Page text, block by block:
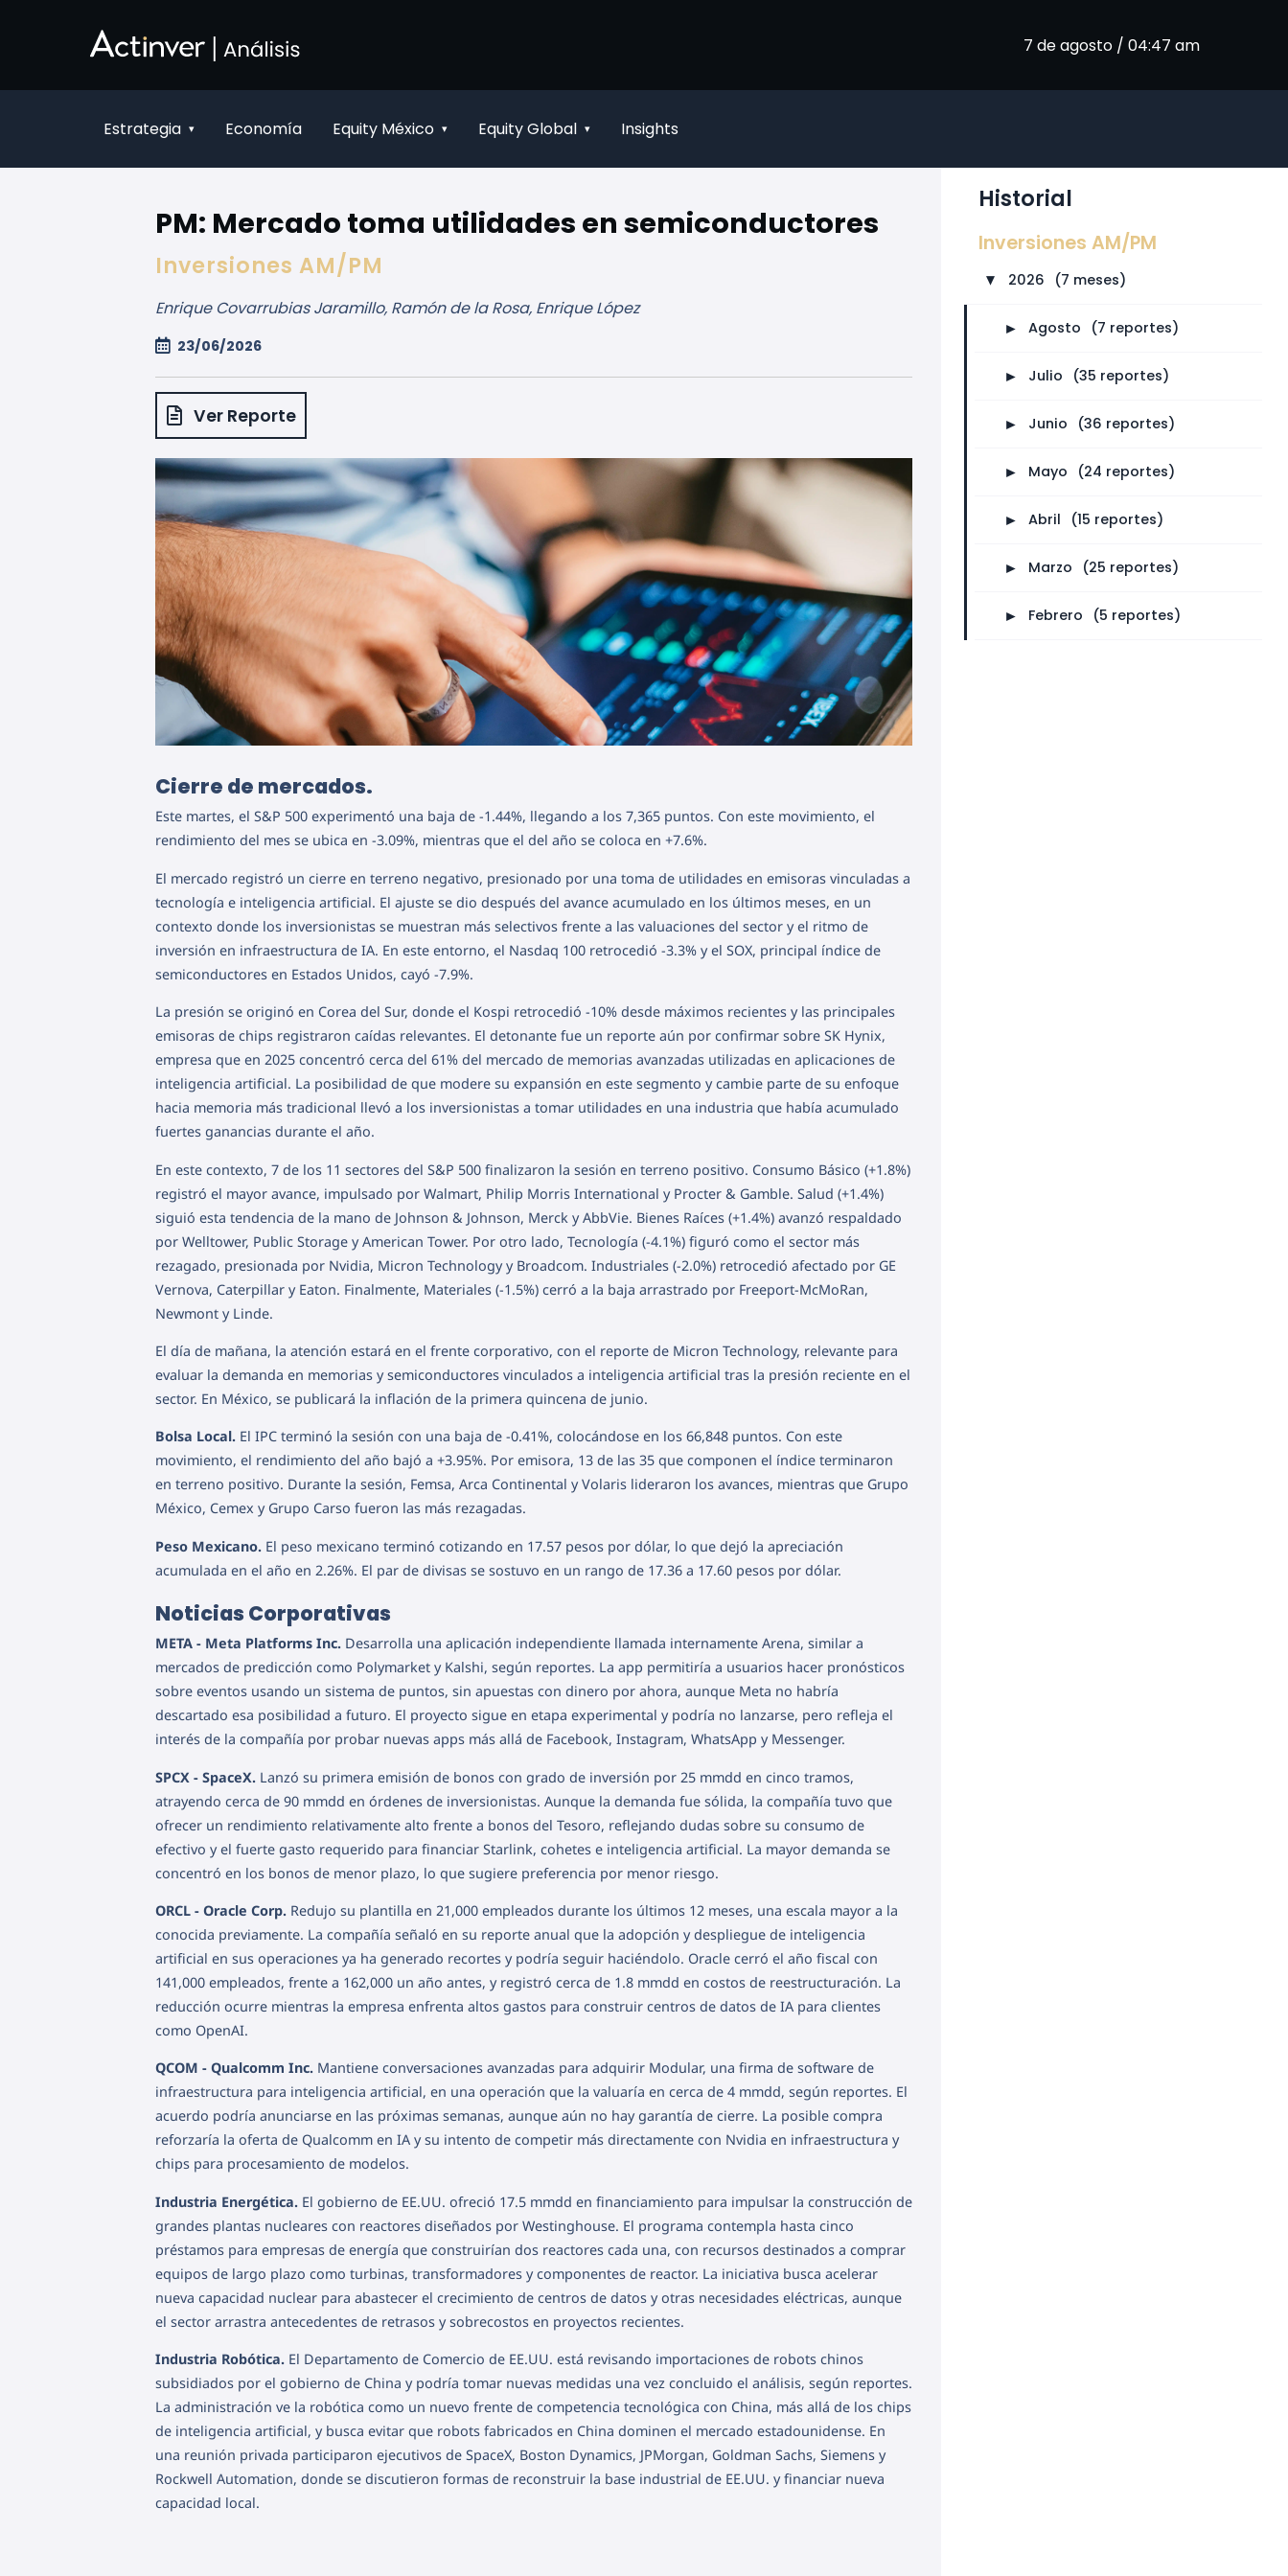
7 de agosto / 04:47 am
Estrategia ▾ Economía Equity México ▾ Equity Global ▾ Insights
PM: Mercado toma utilidades en semiconductores
Inversiones AM/PM
Enrique Covarrubias Jaramillo, Ramón de la Rosa, Enrique López
23/06/2026
Ver Reporte
Cierre de mercados.
Este martes, el S&P 500 experimentó una baja de -1.44%, llegando a los 7,365 puntos. Con este movimiento, el
rendimiento del mes se ubica en -3.09%, mientras que el del año se coloca en +7.6%.
El mercado registró un cierre en terreno negativo, presionado por una toma de utilidades en emisoras vinculadas a
tecnología e inteligencia artificial. El ajuste se dio después del avance acumulado en los últimos meses, en un
contexto donde los inversionistas se muestran más selectivos frente a las valuaciones del sector y el ritmo de
inversión en infraestructura de IA. En este entorno, el Nasdaq 100 retrocedió -3.3% y el SOX, principal índice de
semiconductores en Estados Unidos, cayó -7.9%.
La presión se originó en Corea del Sur, donde el Kospi retrocedió -10% desde máximos recientes y las principales
emisoras de chips registraron caídas relevantes. El detonante fue un reporte aún por confirmar sobre SK Hynix,
empresa que en 2025 concentró cerca del 61% del mercado de memorias avanzadas utilizadas en aplicaciones de
inteligencia artificial. La posibilidad de que modere su expansión en este segmento y cambie parte de su enfoque
hacia memoria más tradicional llevó a los inversionistas a tomar utilidades en una industria que había acumulado
fuertes ganancias durante el año.
En este contexto, 7 de los 11 sectores del S&P 500 finalizaron la sesión en terreno positivo. Consumo Básico (+1.8%)
registró el mayor avance, impulsado por Walmart, Philip Morris International y Procter & Gamble. Salud (+1.4%)
siguió esta tendencia de la mano de Johnson & Johnson, Merck y AbbVie. Bienes Raíces (+1.4%) avanzó respaldado
por Welltower, Public Storage y American Tower. Por otro lado, Tecnología (-4.1%) figuró como el sector más
rezagado, presionada por Nvidia, Micron Technology y Broadcom. Industriales (-2.0%) retrocedió afectado por GE
Vernova, Caterpillar y Eaton. Finalmente, Materiales (-1.5%) cerró a la baja arrastrado por Freeport-McMoRan,
Newmont y Linde.
El día de mañana, la atención estará en el frente corporativo, con el reporte de Micron Technology, relevante para
evaluar la demanda en memorias y semiconductores vinculados a inteligencia artificial tras la presión reciente en el
sector. En México, se publicará la inflación de la primera quincena de junio.
Bolsa Local. El IPC terminó la sesión con una baja de -0.41%, colocándose en los 66,848 puntos. Con este
movimiento, el rendimiento del año bajó a +3.95%. Por emisora, 13 de las 35 que componen el índice terminaron
en terreno positivo. Durante la sesión, Femsa, Arca Continental y Volaris lideraron los avances, mientras que Grupo
México, Cemex y Grupo Carso fueron las más rezagadas.
Peso Mexicano. El peso mexicano terminó cotizando en 17.57 pesos por dólar, lo que dejó la apreciación
acumulada en el año en 2.26%. El par de divisas se sostuvo en un rango de 17.36 a 17.60 pesos por dólar.
Noticias Corporativas
META - Meta Platforms Inc. Desarrolla una aplicación independiente llamada internamente Arena, similar a
mercados de predicción como Polymarket y Kalshi, según reportes. La app permitiría a usuarios hacer pronósticos
sobre eventos usando un sistema de puntos, sin apuestas con dinero por ahora, aunque Meta no habría
descartado esa posibilidad a futuro. El proyecto sigue en etapa experimental y podría no lanzarse, pero refleja el
interés de la compañía por probar nuevas apps más allá de Facebook, Instagram, WhatsApp y Messenger.
SPCX - SpaceX. Lanzó su primera emisión de bonos con grado de inversión por 25 mmdd en cinco tramos,
atrayendo cerca de 90 mmdd en órdenes de inversionistas. Aunque la demanda fue sólida, la compañía tuvo que
ofrecer un rendimiento relativamente alto frente a bonos del Tesoro, reflejando dudas sobre su consumo de
efectivo y el fuerte gasto requerido para financiar Starlink, cohetes e inteligencia artificial. La mayor demanda se
concentró en los bonos de menor plazo, lo que sugiere preferencia por menor riesgo.
ORCL - Oracle Corp. Redujo su plantilla en 21,000 empleados durante los últimos 12 meses, una escala mayor a la
conocida previamente. La compañía señaló en su reporte anual que la adopción y despliegue de inteligencia
artificial en sus operaciones ya ha generado recortes y podría seguir haciéndolo. Oracle cerró el año fiscal con
141,000 empleados, frente a 162,000 un año antes, y registró cerca de 1.8 mmdd en costos de reestructuración. La
reducción ocurre mientras la empresa enfrenta altos gastos para construir centros de datos de IA para clientes
como OpenAI.
QCOM - Qualcomm Inc. Mantiene conversaciones avanzadas para adquirir Modular, una firma de software de
infraestructura para inteligencia artificial, en una operación que la valuaría en cerca de 4 mmdd, según reportes. El
acuerdo podría anunciarse en las próximas semanas, aunque aún no hay garantía de cierre. La posible compra
reforzaría la oferta de Qualcomm en IA y su intento de competir más directamente con Nvidia en infraestructura y
chips para procesamiento de modelos.
Industria Energética. El gobierno de EE.UU. ofreció 17.5 mmdd en financiamiento para impulsar la construcción de
grandes plantas nucleares con reactores diseñados por Westinghouse. El programa contempla hasta cinco
préstamos para empresas de energía que construirían dos reactores cada una, con recursos destinados a comprar
equipos de largo plazo como turbinas, transformadores y componentes de reactor. La iniciativa busca acelerar
nueva capacidad nuclear para abastecer el crecimiento de centros de datos y otras necesidades eléctricas, aunque
el sector arrastra antecedentes de retrasos y sobrecostos en proyectos recientes.
Industria Robótica. El Departamento de Comercio de EE.UU. está revisando importaciones de robots chinos
subsidiados por el gobierno de China y podría tomar nuevas medidas una vez concluido el análisis, según reportes.
La administración ve la robótica como un nuevo frente de competencia tecnológica con China, más allá de los chips
de inteligencia artificial, y busca evitar que robots fabricados en China dominen el mercado estadounidense. En
una reunión privada participaron ejecutivos de SpaceX, Boston Dynamics, JPMorgan, Goldman Sachs, Siemens y
Rockwell Automation, donde se discutieron formas de reconstruir la base industrial de EE.UU. y financiar nueva
capacidad local.
Historial
Inversiones AM/PM
► 2026 (7 meses)
► Agosto (7 reportes)
► Julio (35 reportes)
► Junio (36 reportes)
► Mayo (24 reportes)
► Abril (15 reportes)
► Marzo (25 reportes)
► Febrero (5 reportes)